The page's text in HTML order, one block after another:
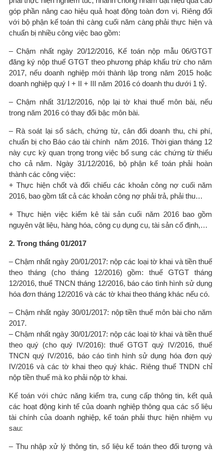
góp phần nâng cao hiệu quả hoạt động toàn đơn vị. Riêng đối
với bộ phận kế toán thì càng cuối năm càng phải thực hiện và
chuẩn bị nhiều công việc bao gồm:
– Chậm nhất ngày 20/12/2016, Kế toán nộp mẫu 06/GTGT
đăng ký nộp thuế GTGT theo phương pháp khấu trừ cho năm
2017, nếu doanh nghiệp mới thành lập trong năm 2015 hoặc
doanh nghiệp quý I + II + III năm 2016 có doanh thu dưới 1 tỷ.
– Chậm nhất 31/12/2016, nộp lại tờ khai thuế môn bài, nếu
trong năm 2016 có thay đổi bậc môn bài.
– Rà soát lại sổ sách, chứng từ, cân đối doanh thu, chi phí,
chuẩn bị cho Báo cáo tài chính năm 2016. Thời gian tháng 12
này cực kỳ quan trọng trong việc bổ sung các chứng từ thiếu
cho cả năm. Ngày 31/12/2016, bộ phận kế toán phải hoàn
thành các công việc:
+ Thực hiện chốt và đối chiếu các khoản công nợ cuối năm
2016, bao gồm tất cả các khoản công nợ phải trả, phải thu…
+ Thực hiện việc kiểm kê tài sản cuối năm 2016 bao gồm
nguyên vật liệu, hàng hóa, công cụ dụng cụ, tài sản cố định,…
2. Trong tháng 01/2017
– Chậm nhất ngày 20/01/2017: nộp các loại tờ khai và tiền thuế
theo tháng (cho tháng 12/2016) gồm: thuế GTGT tháng
12/2016, thuế TNCN tháng 12/2016, báo cáo tình hình sử dụng
hóa đơn tháng 12/2016 và các tờ khai theo tháng khác nếu có.
– Chậm nhất ngày 30/01/2017: nộp tiền thuế môn bài cho năm
2017.
– Chậm nhất ngày 30/01/2017: nộp các loại tờ khai và tiền thuế
theo quý (cho quý IV/2016): thuế GTGT quý IV/2016, thuế
TNCN quý IV/2016, báo cáo tình hình sử dụng hóa đơn quý
IV/2016 và các tờ khai theo quý khác. Riêng thuế TNDN chỉ
nộp tiền thuế mà ko phải nộp tờ khai.
Kế toán với chức năng kiểm tra, cung cấp thông tin, kết quả
các hoạt động kinh tế của doanh nghiệp thông qua các số liệu
tài chính của doanh nghiệp, kế toán phải thực hiện nhiệm vụ
sau:
– Thu nhập xử lý thông tin, số liệu kế toán theo đối tượng và